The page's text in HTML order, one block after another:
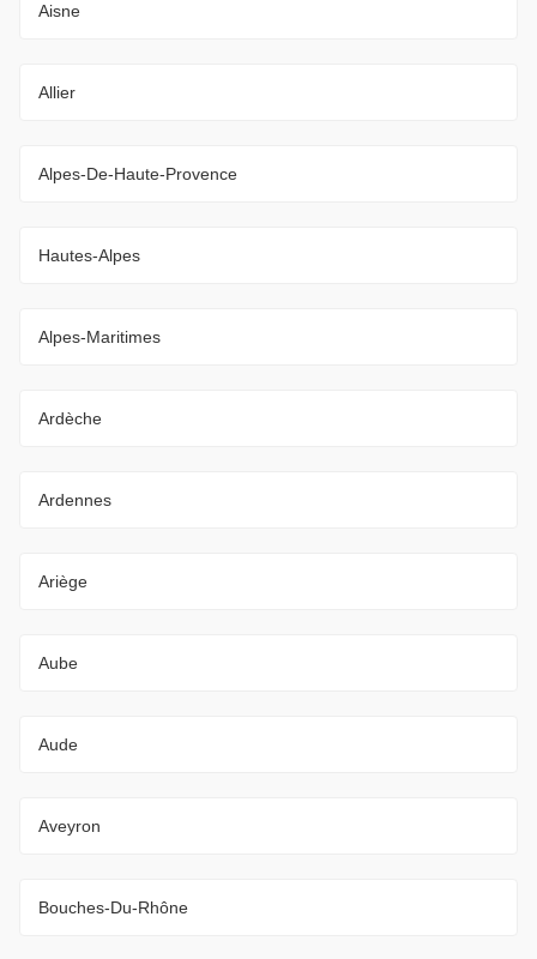
Aisne
Allier
Alpes-De-Haute-Provence
Hautes-Alpes
Alpes-Maritimes
Ardèche
Ardennes
Ariège
Aube
Aude
Aveyron
Bouches-Du-Rhône